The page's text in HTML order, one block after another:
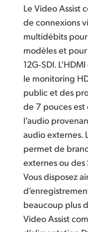
Le Video Assist
de connexions
multidébits pour
modèles et pour
12G‑SDI.
le monitoring
public et des
de 7 pouces est
l’audio
audio externes.
permet de
externes ou des
Vous disposez
beaucoup plus
Video Assist